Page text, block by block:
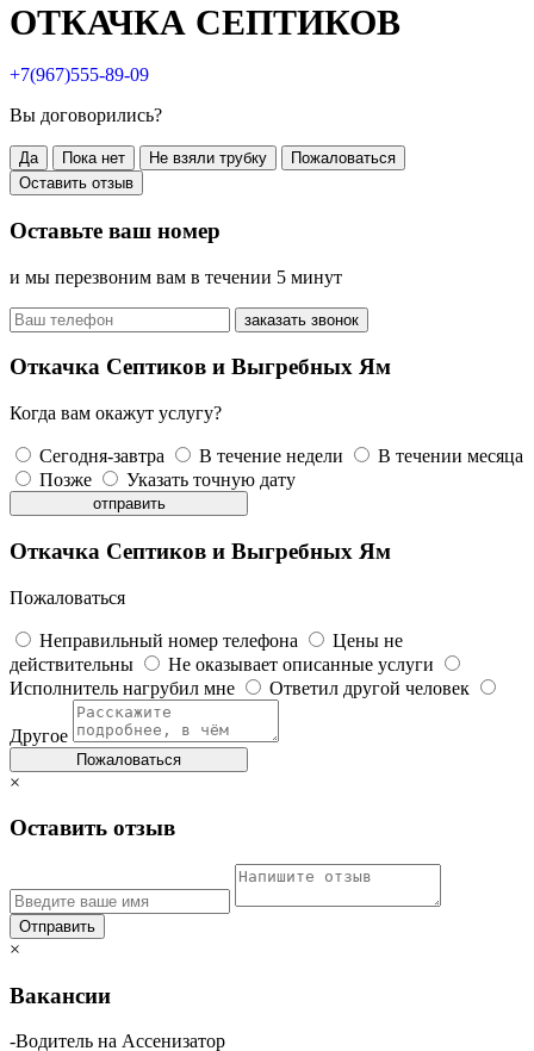
ОТКАЧКА СЕПТИКОВ
+7(967)555-89-09
Вы договорились?
Да Пока нет Не взяли трубку
Пожаловаться
Оставить отзыв
Оставьте ваш номер
и мы перезвоним вам в течении 5 минут
заказать звонок
Откачка Септиков и Выгребных Ям
Когда вам окажут услугу?
Сегодня-завтра В течение недели
В течении месяца
Позже
Указать точную дату
отправить
Откачка Септиков и Выгребных Ям
Пожаловаться
Неправильный номер телефона
Цены не
действительны
Не оказывает описанные услуги
Исполнитель нагрубил мне
Ответил другой человек
Другое
Пожаловаться
×
Оставить отзыв
×
Вакансии
-Водитель на Ассенизатор